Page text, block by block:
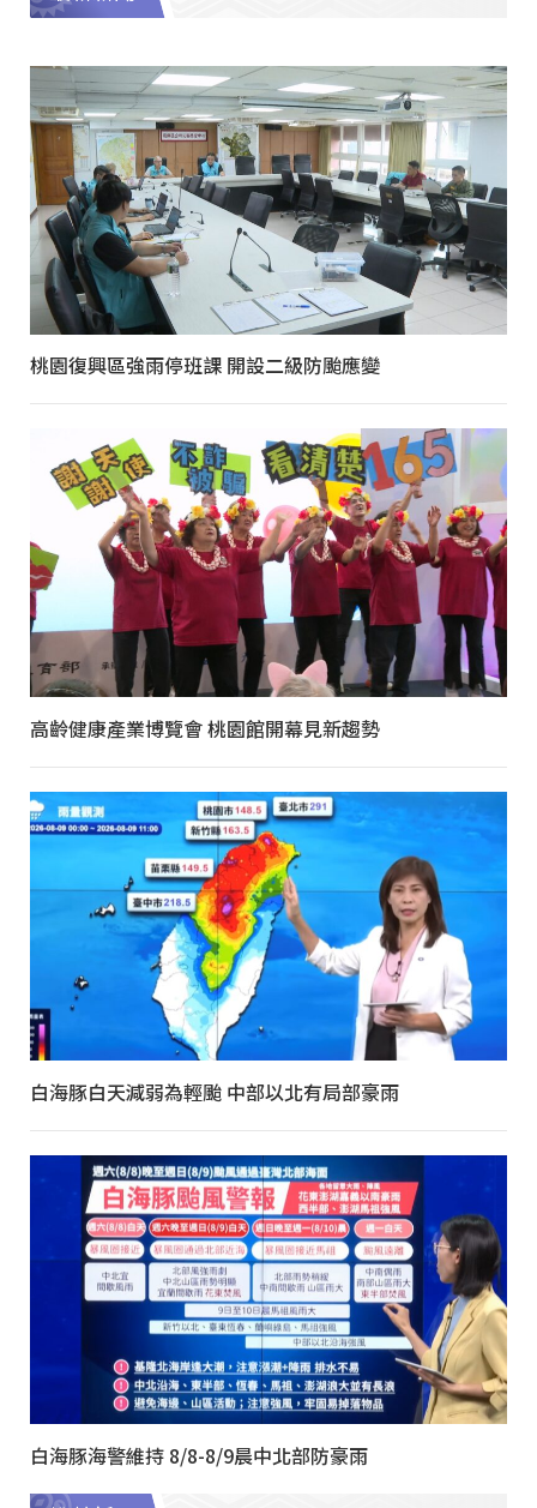
桃園復興區強雨停班課 開設二級防颱應變
高齡健康產業博覽會 桃園館開幕見新趨勢
白海豚白天減弱為輕颱 中部以北有局部豪雨
白海豚海警維持 8/8-8/9晨中北部防豪雨